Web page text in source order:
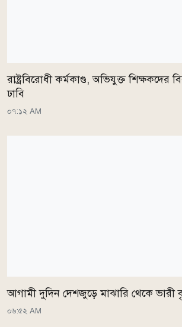
রাষ্ট্রবিরোধী কর্মকাণ্ড, অভিযুক্ত শিক্ষকদের
ঢাবি
০৭:১২ AM
আগামী দুদিন দেশজুড়ে মাঝারি থেকে ভারী
০৬:৫২ AM